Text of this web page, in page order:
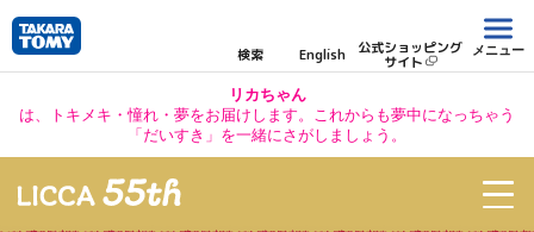
検索 English 公式ショッピング
サイト
メニュー
リカちゃん
は、トキメキ・憧れ・夢をお届けします。これからも夢中になっちゃう
「だいすき」を一緒にさがしましょう。